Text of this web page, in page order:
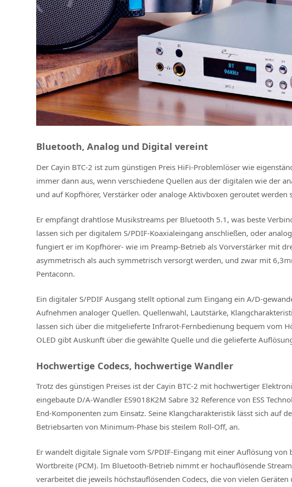
Bluetooth, Analog und Digital vereint
Der Cayin BTC-2 ist zum günstigen Preis HiFi-Problemlöser wie
immer dann aus, wenn verschiedene Quellen aus der digitalen wie der
und auf Kopfhörer, Verstärker oder analoge Aktivboxen geroutet werden
Er empfängt drahtlose Musikstreams per Bluetooth 5.1, was beste
lassen sich per digitalem S/PDIF-Koaxialeingang anschließen, oder
fungiert er im Kopfhörer- wie im Preamp-Betrieb als Vorverstärker mit
asymmetrisch als auch symmetrisch versorgt werden, und zwar mit
Pentaconn.
Ein digitaler S/PDIF Ausgang stellt optional zum Eingang ein A/D-
Aufnehmen analoger Quellen. Quellenwahl, Lautstärke,
lassen sich über die mitgelieferte Infrarot-Fernbedienung bequem vom
OLED gibt Auskunft über die gewählte Quelle und die gelieferte
Hochwertige Codecs, hochwertige Wandler
Trotz des günstigen Preises ist der Cayin BTC-2 mit hochwertiger
eingebaute D/A-Wandler ES9018K2M Sabre 32 Reference von ESS
End-Komponenten zum Einsatz. Seine Klangcharakteristik lässt sich auf
Betriebsarten von Minimum-Phase bis steilem Roll-Off, an.
Er wandelt digitale Signale vom S/PDIF-Eingang mit einer Auflösung
Wortbreite (PCM). Im Bluetooth-Betrieb nimmt er hochauflösende
verarbeitet die jeweils höchstauflösenden Codecs, die von vielen